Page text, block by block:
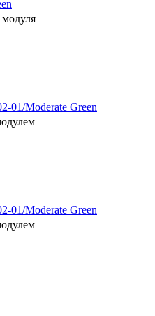
01/Moderate Green
01/Moderate Green